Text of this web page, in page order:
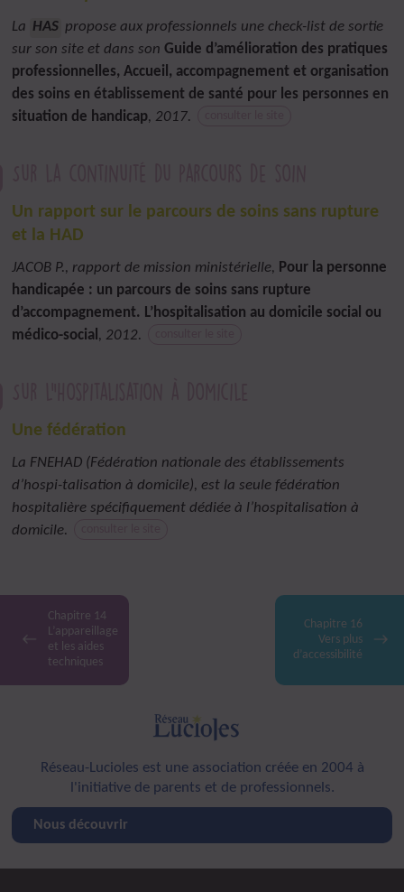
La HAS propose aux professionnels une check-list de sortie
sur son site et dans son Guide d’amélioration des pratiques
professionnelles, Accueil, accompagnement et organisation
des soins en établissement de santé pour les personnes en
situation de handicap, 2017.
Un rapport sur le parcours de soins sans rupture
et la HAD
JACOB P., rapport de mission ministérielle, Pour la personne
handicapée : un parcours de soins sans rupture
d’accompagnement. L’hospitalisation au domicile social ou
médico-social , 2012.
Une fédération
La FNEHAD (Fédération nationale des établissements
d’hospi-talisation à domicile), est la seule fédération
hospitalière spécifiquement dédiée à l’hospitalisation à
domicile.
Chapitre 14
L’appareillage
et les aides
techniques
Chapitre 16
Vers plus
d’accessibilité
Réseau-Lucioles est une association créée en 2004 à
l'initiative de parents et de professionnels.
Nous découvrir